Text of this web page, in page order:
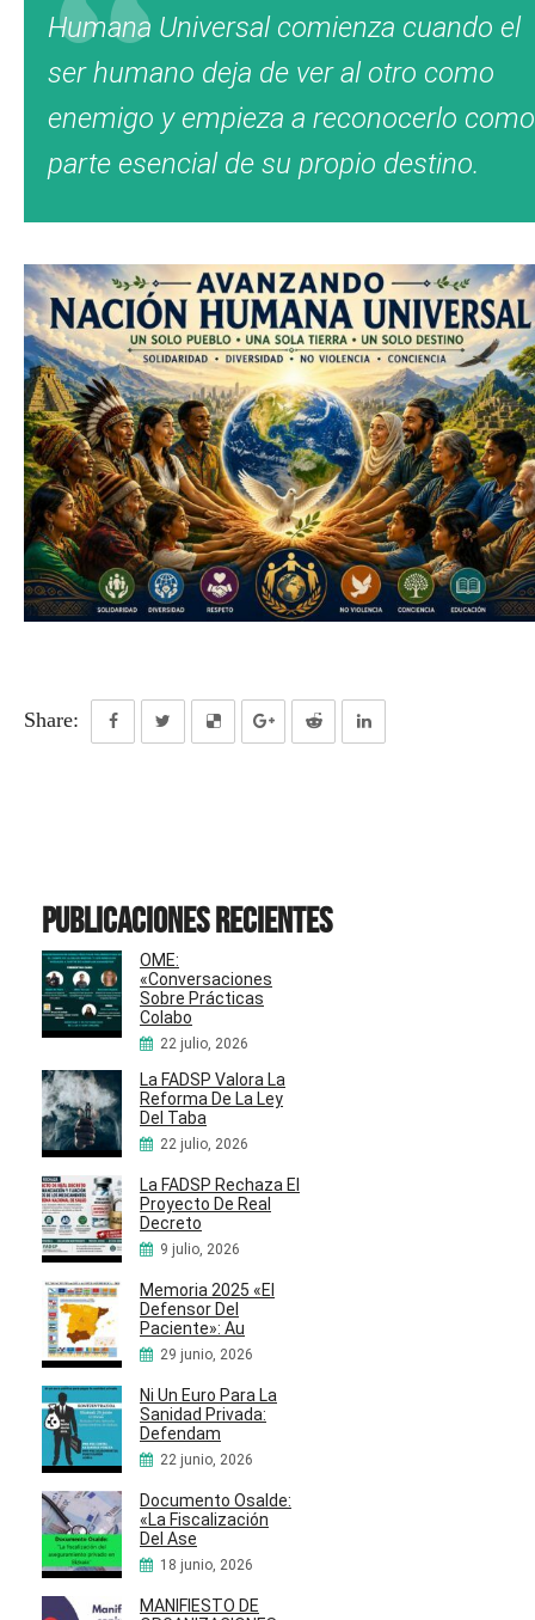
Humana Universal comienza cuando el
ser humano deja de ver al otro como
enemigo y empieza a reconocerlo como
parte esencial de su propio destino.
Share:
Publicaciones recientes
OME:
«Conversaciones
Sobre Prácticas
Colabo
22 julio, 2026
La FADSP Valora La
Reforma De La Ley
Del Taba
22 julio, 2026
La FADSP Rechaza El
Proyecto De Real
Decreto
9 julio, 2026
Memoria 2025 «El
Defensor Del
Paciente»: Au
29 junio, 2026
Ni Un Euro Para La
Sanidad Privada:
Defendam
22 junio, 2026
Documento Osalde:
«La Fiscalización
Del Ase
18 junio, 2026
MANIFIESTO DE